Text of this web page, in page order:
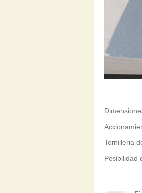
Posibilidad